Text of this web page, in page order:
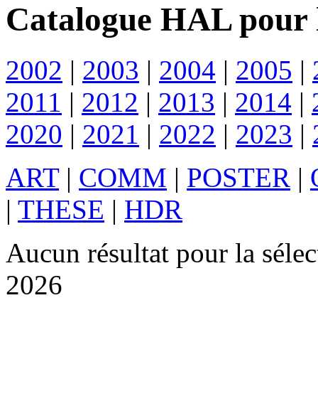
Catalogue HAL pour
2002 | 2003 | 2004 | 2005 |
2011 | 2012 | 2013 | 2014 |
2020 | 2021 | 2022 | 2023 |
ART| COMM | POSTER |
| THESE | HDR
Aucun résultat pour la
2026